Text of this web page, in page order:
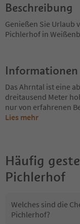
Beschreibung
Genießen Sie Urlaub
Pichlerhof in
Informationen
Das Ahrntal ist eine
dreitausend Meter
nur von erfahrenen
Lies mehr
Häufig
Pichlerhof
Welches sind die
Pichlerhof?